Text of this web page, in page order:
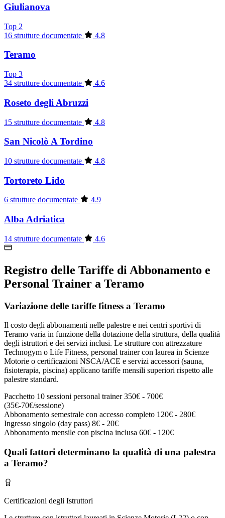
Giulianova
Top 2
16 strutture documentate
4.8
Teramo
Top 3
34 strutture documentate
4.6
Roseto degli Abruzzi
15 strutture documentate 4.8
San Nicolò A Tordino
10 strutture documentate 4.8
Tortoreto Lido
6 strutture documentate 4.9
Alba Adriatica
14 strutture documentate 4.6
Registro delle Tariffe di Abbonamento e
Personal Trainer a Teramo
Variazione delle tariffe fitness a Teramo
Il costo degli abbonamenti nelle palestre e nei centri sportivi di
Teramo varia in funzione della dotazione della struttura, della qualità
degli istruttori e dei servizi inclusi. Le strutture con attrezzature
Technogym o Life Fitness, personal trainer con laurea in Scienze
Motorie o certificazioni NSCA/ACE e servizi accessori (sauna,
fisioterapia, piscina) applicano tariffe mensili superiori rispetto alle
palestre standard.
Pacchetto 10 sessioni personal trainer 350€ - 700€
(35€-70€/sessione)
Abbonamento semestrale con accesso completo 120€ - 280€
Ingresso singolo (day pass) 8€ - 20€
Abbonamento mensile con piscina inclusa 60€ - 120€
Quali fattori determinano la qualità di una palestra
a Teramo?
Certificazioni degli Istruttori